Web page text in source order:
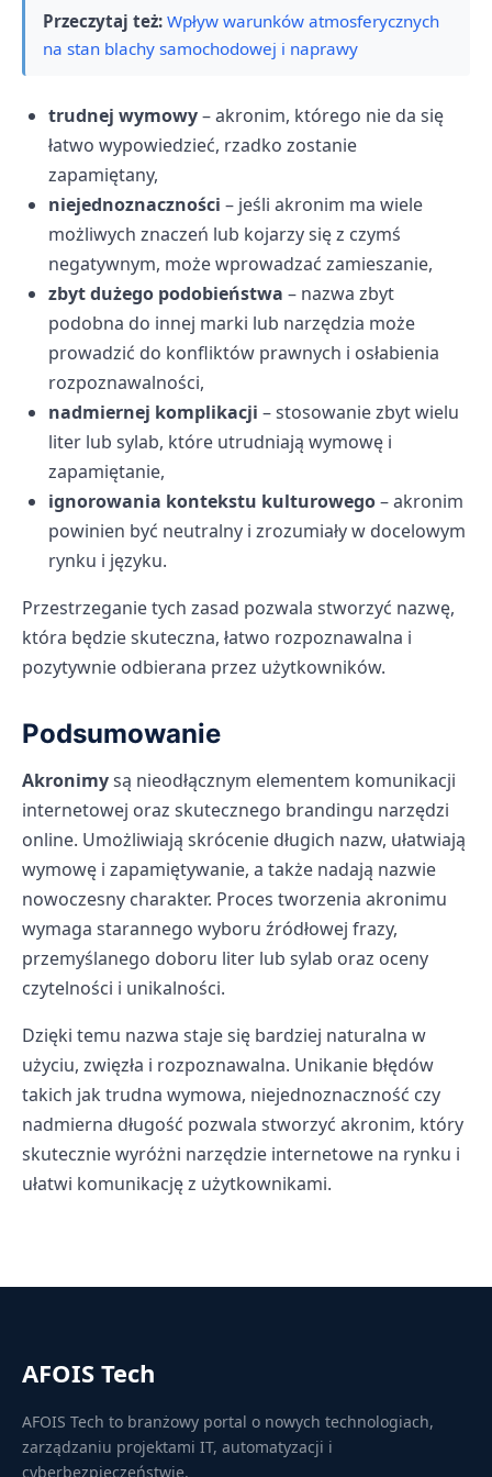
Przeczytaj też: Wpływ warunków atmosferycznych
na stan blachy samochodowej i naprawy
trudnej wymowy– akronim, którego nie da się
łatwo wypowiedzieć, rzadko zostanie
zapamiętany,
niejednoznaczności – jeśli akronim ma wiele
możliwych znaczeń lub kojarzy się z czymś
negatywnym, może wprowadzać zamieszanie,
zbyt dużego podobieństwa – nazwa zbyt
podobna do innej marki lub narzędzia może
prowadzić do konfliktów prawnych i osłabienia
rozpoznawalności,
nadmiernej komplikacji – stosowanie zbyt wielu
liter lub sylab, które utrudniają wymowę i
zapamiętanie,
ignorowania kontekstu kulturowego– akronim
powinien być neutralny i zrozumiały w docelowym
rynku i języku.
Przestrzeganie tych zasad pozwala stworzyć nazwę,
która będzie skuteczna, łatwo rozpoznawalna i
pozytywnie odbierana przez użytkowników.
Podsumowanie
Akronimysą nieodłącznym elementem komunikacji
internetowej oraz skutecznego brandingu narzędzi
online. Umożliwiają skrócenie długich nazw, ułatwiają
wymowę i zapamiętywanie, a także nadają nazwie
nowoczesny charakter. Proces tworzenia akronimu
wymaga starannego wyboru źródłowej frazy,
przemyślanego doboru liter lub sylab oraz oceny
czytelności i unikalności.
Dzięki temu nazwa staje się bardziej naturalna w
użyciu, zwięzła i rozpoznawalna. Unikanie błędów
takich jak trudna wymowa, niejednoznaczność czy
nadmierna długość pozwala stworzyć akronim, który
skutecznie wyróżni narzędzie internetowe na rynku i
ułatwi komunikację z użytkownikami.
AFOIS Tech
AFOIS Tech to branżowy portal o nowych technologiach,
zarządzaniu projektami IT, automatyzacji i
cyberbezpieczeństwie.